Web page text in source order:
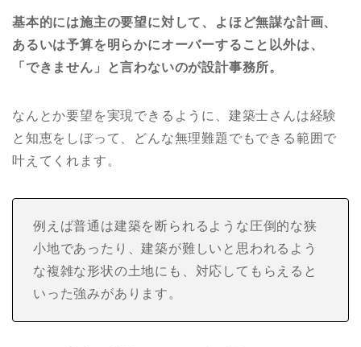
基本的には施主の要望に対して、よほど無謀な計画、
あるいは予算を明らかにオーバーすること以外は、
「できません」と言わないのが設計事務所。
なんとか要望を実現できるように、建築士さんは経験
と知恵をしぼって、どんな無理難題でもできる範囲で
叶えてくれます。
例えば普通は建築を断られるような圧倒的な狭
小地であったり、建築が難しいと思われるよう
な複雑な形状の土地にも、対応してもらえると
いった強みがあります。